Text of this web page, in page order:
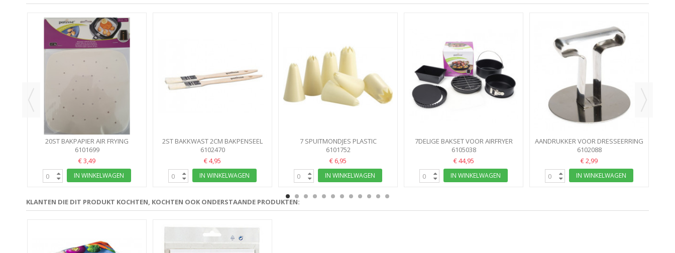
20ST BAKPAPIER AIR FRYING
VIERKANT 20CM
6101699
€ 3,49
IN WINKELWAGEN
2ST BAKKWAST 2CM BAKPENSEEL
6102470
€ 4,95
IN WINKELWAGEN
7 SPUITMONDJES PLASTIC
GEKARTELD 3-15MM
6101752
€ 6,95
IN WINKELWAGEN
7DELIGE BAKSET VOOR AIRFRYER
PATISSE
6105038
€ 44,95
IN WINKELWAGEN
AANDRUKKER VOOR DRESSEERRING
INOX 6,5CM
6102088
€ 2,99
IN WINKELWAGEN
KLANTEN DIE DIT PRODUKT KOCHTEN, KOCHTEN OOK ONDERSTAANDE PRODUKTEN: